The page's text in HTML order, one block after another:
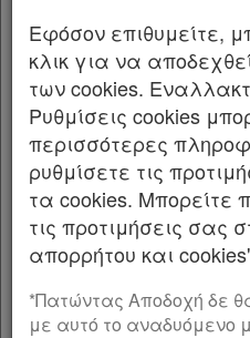
Ο
ΔΙΚΤΥΩΝ ΤΗΣ
ΜΑΚΕΔΟΝΙΑΣ
Έχοντας υπόψη: 1. Τα
62 του Κώδικα
«Νικόλαος Ταγαράς»
2. Το άρθρο 29 του ν.
αντικαταστάθηκε με
ν. 3044/2002
Εφόσον επιθυμείτε,
κλικ για να
των cookies.
Ρυθμίσεις cookies
περισσότερες
ρυθμίσετε τις
τα cookies.
τις προτιμήσεις σας
απορρήτου και
*Πατώντας Αποδοχή δε
με αυτό το αναδυόμενο